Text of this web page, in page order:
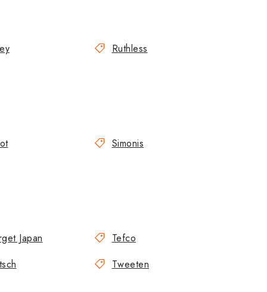
Ruthless
Simonis
Japan
Tefco
Tweeten